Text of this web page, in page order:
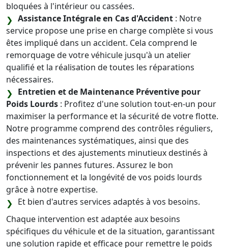
bloquées à l'intérieur ou cassées.
Assistance Intégrale en Cas d'Accident : Notre
service propose une prise en charge complète si vous
êtes impliqué dans un accident. Cela comprend le
remorquage de votre véhicule jusqu'à un atelier
qualifié et la réalisation de toutes les réparations
nécessaires.
Entretien et de Maintenance Préventive pour
Poids Lourds : Profitez d'une solution tout-en-un pour
maximiser la performance et la sécurité de votre flotte.
Notre programme comprend des contrôles réguliers,
des maintenances systématiques, ainsi que des
inspections et des ajustements minutieux destinés à
prévenir les pannes futures. Assurez le bon
fonctionnement et la longévité de vos poids lourds
grâce à notre expertise.
Et bien d'autres services adaptés à vos besoins.
Chaque intervention est adaptée aux besoins
spécifiques du véhicule et de la situation, garantissant
une solution rapide et efficace pour remettre le poids